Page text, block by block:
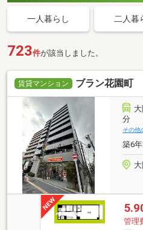
一人暮らし 二人暮
723件が該当しました。
賃貸マンション ブラン花園町
分
その他
築6
管理